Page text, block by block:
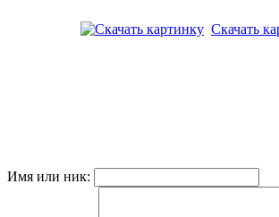
Скачать
Имя или ник: